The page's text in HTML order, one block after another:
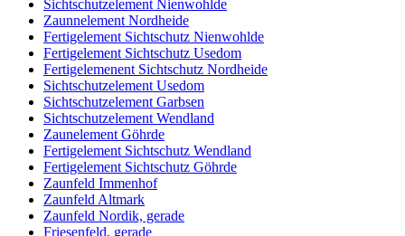
Sichtschutzelement Nienwohlde
Zaunnelement Nordheide
Fertigelement Sichtschutz Nienwohlde
Fertigelement Sichtschutz Usedom
Fertigelemenent Sichtschutz Nordheide
Sichtschutzelement Usedom
Sichtschutzelement Garbsen
Sichtschutzelement Wendland
Zaunelement Göhrde
Fertigelement Sichtschutz Wendland
Fertigelement Sichtschutz Göhrde
Zaunfeld Immenhof
Zaunfeld Altmark
Zaunfeld Nordik, gerade
Friesenfeld, gerade